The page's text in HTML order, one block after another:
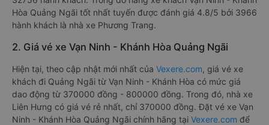
Hòa Quảng Ngãi tốt nhất tuyến được đánh giá 4.8/5 bởi 3966
hành khách là nhà xe Phương Trang.
2. Giá vé xe Vạn Ninh - Khánh Hòa Quảng Ngãi
Hiện tại, theo cập nhật mới nhất của Vexere.com, giá vé xe
khách đi Quảng Ngãi từ Vạn Ninh - Khánh Hòa có mức giá
dao động từ 370000 đồng - 800000 đồng. Trong đó, nhà xe
Liên Hưng có giá vé rẻ nhất, chỉ 370000 đồng. Đặt vé xe Vạn
Ninh - Khánh Hòa Quảng Ngãi chính hãng tại Vexere.com để